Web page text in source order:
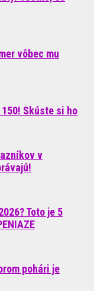
vôbec mu
Skúste si ho
v
Toto je 5
pohári je